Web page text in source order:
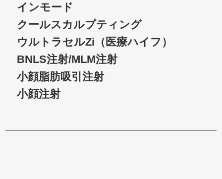
インモード
クールスカルプティング
ウルトラセルZi（医療ハイフ）
BNLS注射/MLM注射
小顔脂肪吸引注射
小顔注射